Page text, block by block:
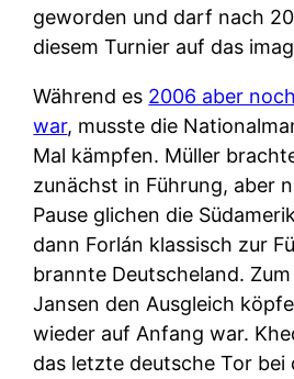
geworden und darf nach
diesem Turnier auf das
Während es 2006 aber
war, musste die
Mal kämpfen. Müller
zunächst in Führung, aber
Pause glichen die
dann Forlán klassisch zur
brannte Deutscheland.
Jansen den Ausgleich
wieder auf Anfang war.
das letzte deutsche Tor bei